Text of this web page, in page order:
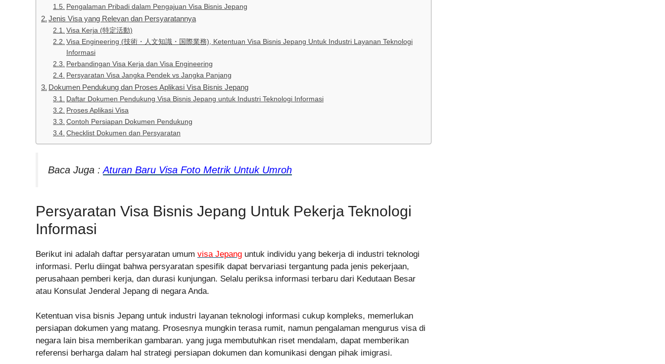
Pengalaman Pribadi dalam Pengajuan Visa Bisnis Jepang
Jenis Visa yang Relevan dan Persyaratannya
Visa Kerja (特定活動)
Visa Engineering (技術・人文知識・国際業務), Ketentuan Visa Bisnis Jepang Untuk Industri Layanan Teknologi
Informasi
Perbandingan Visa Kerja dan Visa Engineering
Persyaratan Visa Jangka Pendek vs Jangka Panjang
Dokumen Pendukung dan Proses Aplikasi Visa Bisnis Jepang
Daftar Dokumen Pendukung Visa Bisnis Jepang untuk Industri Teknologi Informasi
Proses Aplikasi Visa
Contoh Persiapan Dokumen Pendukung
Checklist Dokumen dan Persyaratan
Baca Juga :Aturan Baru Visa Foto Metrik Untuk Umroh
Persyaratan Visa Bisnis Jepang Untuk Pekerja Teknologi
Informasi
Berikut ini adalah daftar persyaratan umum visa Jepang untuk individu yang bekerja di industri teknologi
informasi. Perlu diingat bahwa persyaratan spesifik dapat bervariasi tergantung pada jenis pekerjaan,
perusahaan pemberi kerja, dan durasi kunjungan. Selalu periksa informasi terbaru dari Kedutaan Besar
atau Konsulat Jenderal Jepang di negara Anda.
Ketentuan visa bisnis Jepang untuk industri layanan teknologi informasi cukup kompleks, memerlukan
persiapan dokumen yang matang. Prosesnya mungkin terasa rumit, namun pengalaman mengurus visa di
negara lain bisa memberikan gambaran. yang juga membutuhkan riset mendalam, dapat memberikan
referensi berharga dalam hal strategi persiapan dokumen dan komunikasi dengan pihak imigrasi.